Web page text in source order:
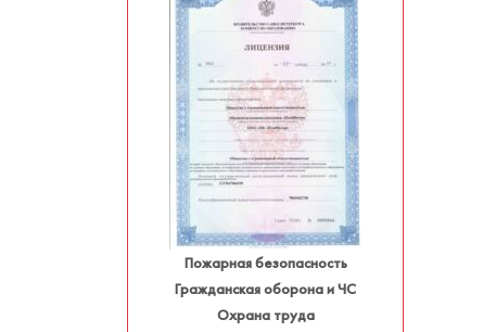
Пожарная безопасность
Гражданская оборона и ЧС
Охрана труда